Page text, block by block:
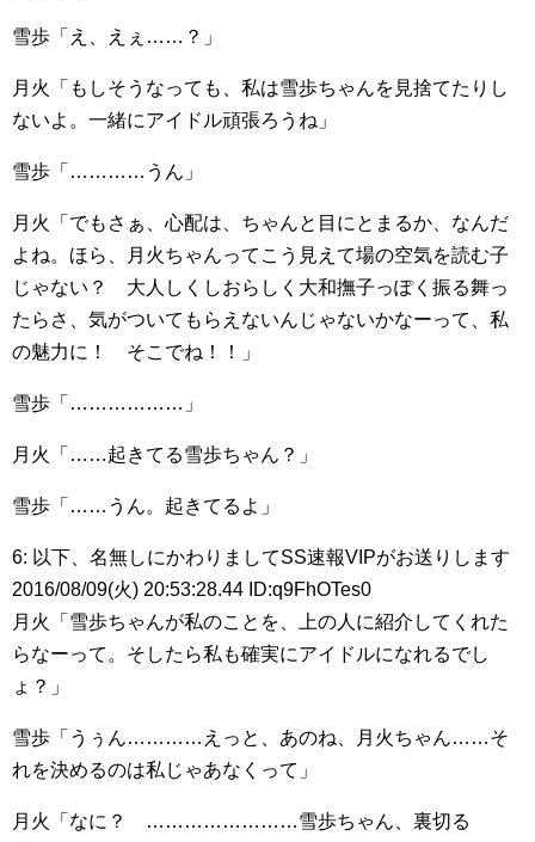
雪歩「え、えぇ……？」
月火「もしそうなっても、私は雪歩ちゃんを見捨てたりし
ないよ。一緒にアイドル頑張ろうね」
雪歩「…………うん」
月火「でもさぁ、心配は、ちゃんと目にとまるか、なんだ
よね。ほら、月火ちゃんってこう見えて場の空気を読む子
じゃない？ 大人しくしおらしく大和撫子っぽく振る舞っ
たらさ、気がついてもらえないんじゃないかなーって、私
の魅力に！ そこでね！！」
雪歩「………………」
月火「……起きてる雪歩ちゃん？」
雪歩「……うん。起きてるよ」
6: 以下、名無しにかわりましてSS速報VIPがお送りします
2016/08/09(火) 20:53:28.44 ID:q9FhOTes0
月火「雪歩ちゃんが私のことを、上の人に紹介してくれた
らなーって。そしたら私も確実にアイドルになれるでし
ょ？」
雪歩「うぅん…………えっと、あのね、月火ちゃん……そ
れを決めるのは私じゃあなくって」
月火「なに？ ……………………雪歩ちゃん、裏切る